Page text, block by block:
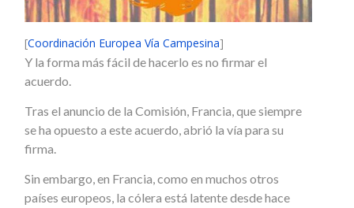
[Coordinación Europea Vía Campesina]
Y la forma más fácil de hacerlo es no firmar el
acuerdo.
Tras el anuncio de la Comisión, Francia, que siempre
se ha opuesto a este acuerdo, abrió la vía para su
firma.
Sin embargo, en Francia, como en muchos otros
países europeos, la cólera está latente desde hace